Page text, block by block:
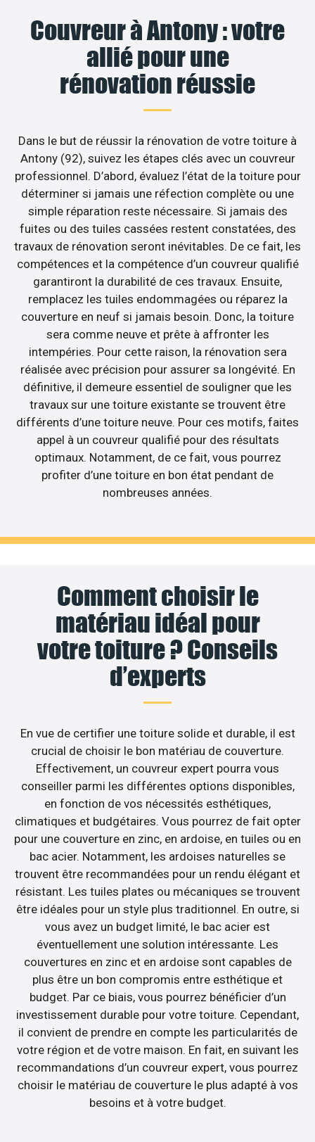
Couvreur à Antony : votre
allié pour une
rénovation réussie
Dans le but de réussir la rénovation de votre toiture à
Antony (92), suivez les étapes clés avec un couvreur
professionnel. D’abord, évaluez l’état de la toiture pour
déterminer si jamais une réfection complète ou une
simple réparation reste nécessaire. Si jamais des
fuites ou des tuiles cassées restent constatées, des
travaux de rénovation seront inévitables. De ce fait, les
compétences et la compétence d’un couvreur qualifié
garantiront la durabilité de ces travaux. Ensuite,
remplacez les tuiles endommagées ou réparez la
couverture en neuf si jamais besoin. Donc, la toiture
sera comme neuve et prête à affronter les
intempéries. Pour cette raison, la rénovation sera
réalisée avec précision pour assurer sa longévité. En
définitive, il demeure essentiel de souligner que les
travaux sur une toiture existante se trouvent être
différents d’une toiture neuve. Pour ces motifs, faites
appel à un couvreur qualifié pour des résultats
optimaux. Notamment, de ce fait, vous pourrez
profiter d’une toiture en bon état pendant de
nombreuses années.
Comment choisir le
matériau idéal pour
votre toiture ? Conseils
d’experts
En vue de certifier une toiture solide et durable, il est
crucial de choisir le bon matériau de couverture.
Effectivement, un couvreur expert pourra vous
conseiller parmi les différentes options disponibles,
en fonction de vos nécessités esthétiques,
climatiques et budgétaires. Vous pourrez de fait opter
pour une couverture en zinc, en ardoise, en tuiles ou en
bac acier. Notamment, les ardoises naturelles se
trouvent être recommandées pour un rendu élégant et
résistant. Les tuiles plates ou mécaniques se trouvent
être idéales pour un style plus traditionnel. En outre, si
vous avez un budget limité, le bac acier est
éventuellement une solution intéressante. Les
couvertures en zinc et en ardoise sont capables de
plus être un bon compromis entre esthétique et
budget. Par ce biais, vous pourrez bénéficier d’un
investissement durable pour votre toiture. Cependant,
il convient de prendre en compte les particularités de
votre région et de votre maison. En fait, en suivant les
recommandations d’un couvreur expert, vous pourrez
choisir le matériau de couverture le plus adapté à vos
besoins et à votre budget.